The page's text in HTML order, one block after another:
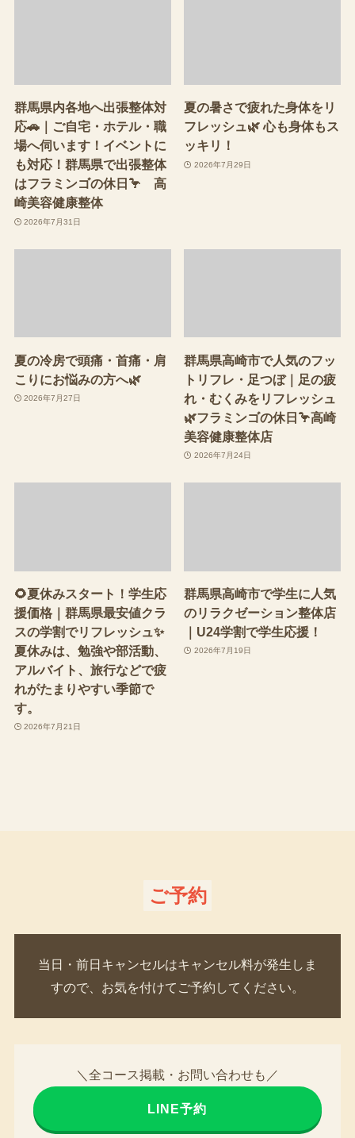
群馬県内各地へ出張整体対
応🚗｜ご自宅・ホテル・職
場へ伺います！イベントに
も対応！群馬県で出張整体
はフラミンゴの休日🦩 高
崎美容健康整体
2026年7月31日
夏の暑さで疲れた身体をリ
フレッシュ🌿 心も身体もス
ッキリ！
2026年7月29日
夏の冷房で頭痛・首痛・肩
こりにお悩みの方へ🌿
2026年7月27日
群馬県高崎市で人気のフッ
トリフレ・足つぼ｜足の疲
れ・むくみをリフレッシュ
🌿フラミンゴの休日🦩高崎
美容健康整体店
2026年7月24日
🌻夏休みスタート！学生応
援価格｜群馬県最安値クラ
スの学割でリフレッシュ✨
夏休みは、勉強や部活動、
アルバイト、旅行などで疲
れがたまりやすい季節で
す。
2026年7月21日
群馬県高崎市で学生に人気
のリラクゼーション整体店
｜U24学割で学生応援！
2026年7月19日
ご予約
当日・前日キャンセルはキャンセル料が発生しま
すので、お気を付けてご予約してください。
＼全コース掲載・お問い合わせも／
LINE予約